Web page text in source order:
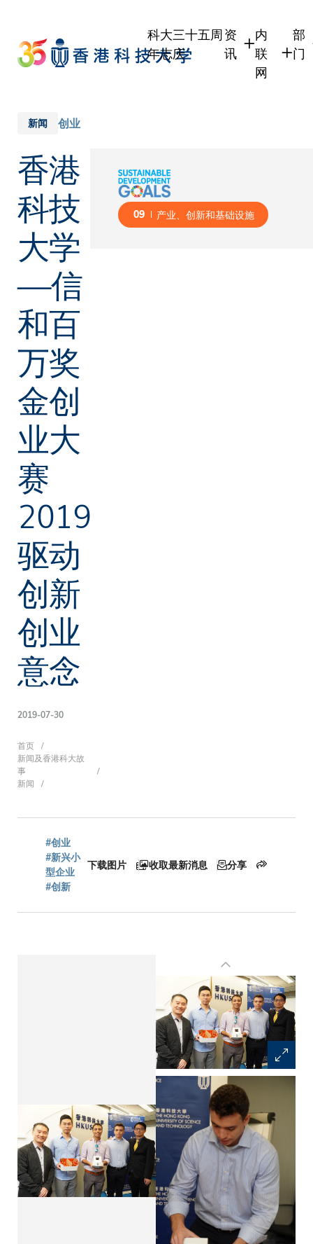
main
content
科大三十五周
年志庆
资
讯
内
联
网
部
门
新闻 创业
香港
科技
大学
—信
和百
万奖
金创
业大
赛
2019
驱动
创新
创业
意念
2019-07-30
面
包
屑
首页
新闻及香港科大故
事
新闻
09 产业、创新和基础设施
#创业
#新兴小
型企业
#创新
下载图片 收取最新消息 分享